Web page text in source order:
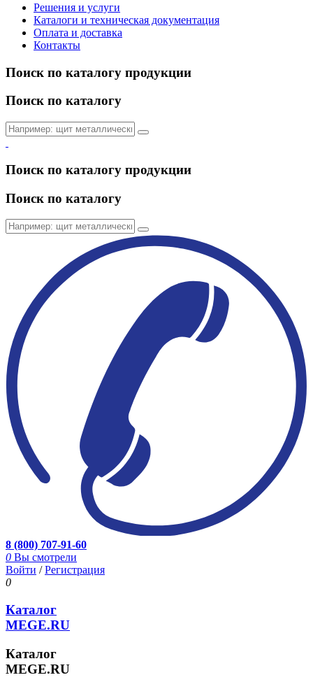
Решения и услуги
Каталоги и техническая документация
Оплата и доставка
Контакты
Поиск по каталогу продукции
Поиск по каталогу
Поиск по каталогу продукции
Поиск по каталогу
8 (800) 707-91-60
0 Вы смотрели
Войти /Регистрация
0
Каталог
MEGE.RU
Каталог
MEGE.RU